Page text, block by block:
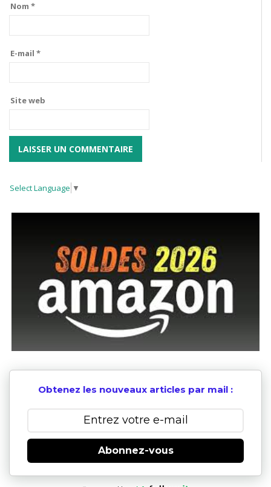
Nom *
E-mail *
Site web
Select Language ▼
Obtenez les nouveaux articles par mail :
Abonnez-vous